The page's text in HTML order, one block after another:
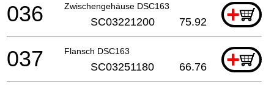
Zwischengehäuse DSC163 +
036 SC03221200 75.92
Flansch DSC163 +
037 SC03251180 66.76